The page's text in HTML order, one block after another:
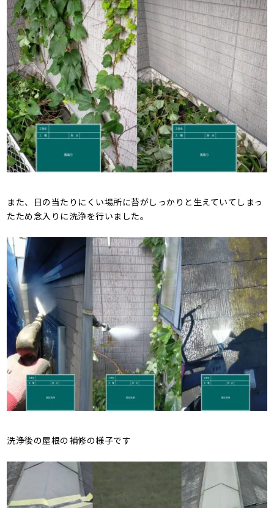
また、日の当たりにくい場所に苔がしっかりと生えていてしまっ
たため念入りに洗浄を行いました。
洗浄後の屋根の補修の様子です